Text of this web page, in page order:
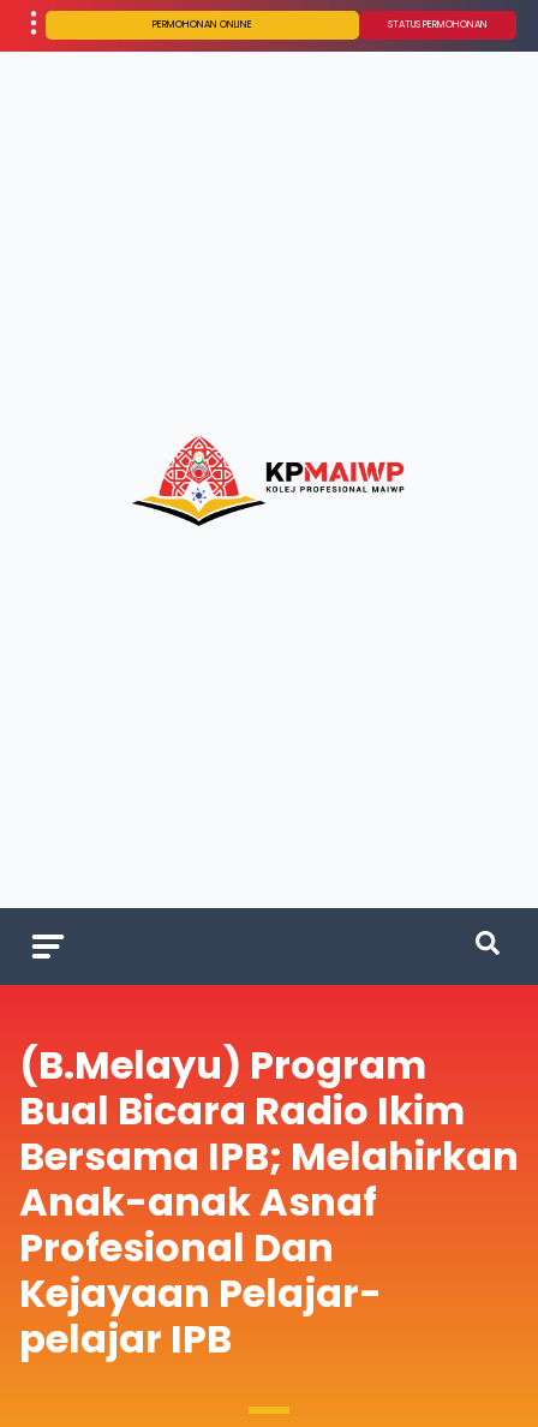
PERMOHONAN ONLINE STATUS PERMOHONAN
(B.Melayu) Program
Bual Bicara Radio Ikim
Bersama IPB; Melahirkan
Anak-anak Asnaf
Profesional Dan
Kejayaan Pelajar-
pelajar IPB